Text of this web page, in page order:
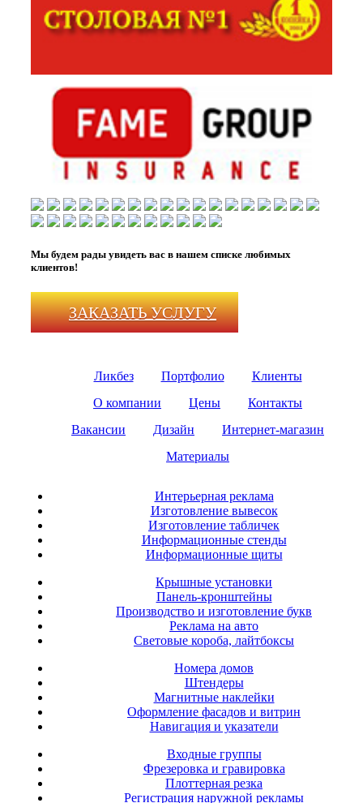
Мы будем рады увидеть вас в нашем списке любимых
клиентов!
ЗАКАЗАТЬ УСЛУГУ
Ликбез Портфолио
Клиенты
О компании
Цены
Контакты
Вакансии
Дизайн
Интернет-магазин
Материалы
Интерьерная реклама
Изготовление вывесок
Изготовление табличек
Информационные стенды
Информационные щиты
Крышные установки
Панель-кронштейны
Производство и изготовление букв
Реклама на авто
Световые короба, лайтбоксы
Номера домов
Штендеры
Магнитные наклейки
Оформление фасадов и витрин
Навигация и указатели
Входные группы
Фрезеровка и гравировка
Плоттерная резка
Регистрация наружной рекламы